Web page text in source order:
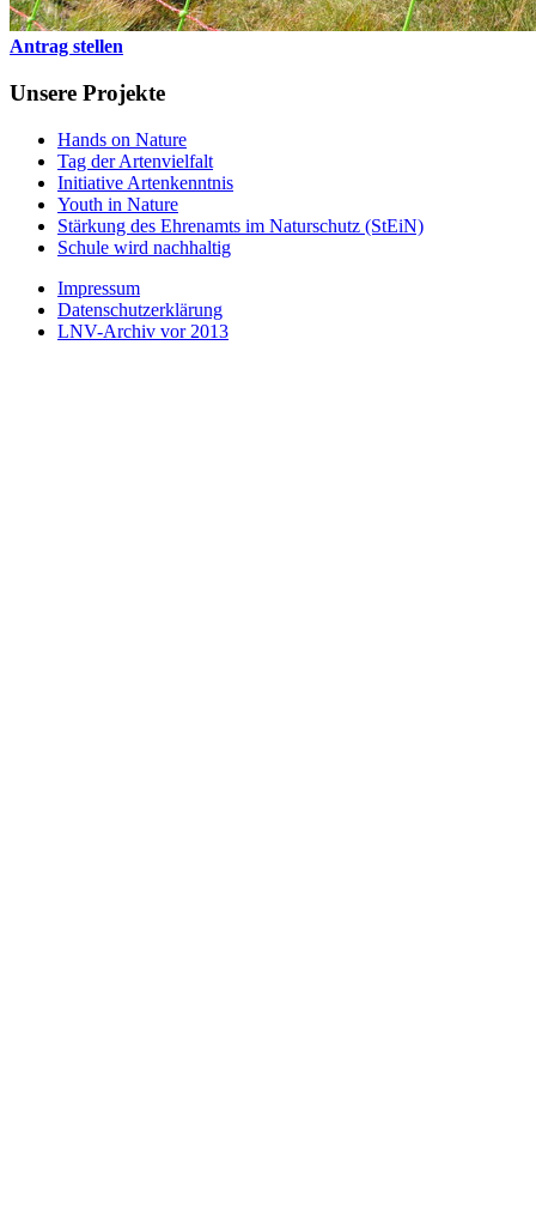
Antrag stellen
Unsere Projekte
Hands on Nature
Tag der Artenvielfalt
Initiative Artenkenntnis
Youth in Nature
Stärkung des Ehrenamts im Naturschutz (StEiN)
Schule wird nachhaltig
Impressum
Datenschutzerklärung
LNV-Archiv vor 2013